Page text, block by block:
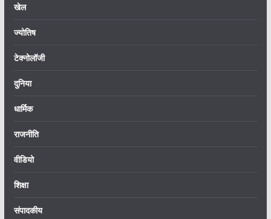
खेल
ज्योतिष
टेक्नोलॉजी
दुनिया
धार्मिक
राजनीति
वीडियो
शिक्षा
संपादकीय